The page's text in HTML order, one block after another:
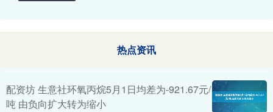
热点资讯
配资坊 生意社环氧丙烷5月1日均差为-921.67元/
吨 由负向扩大转为缩小